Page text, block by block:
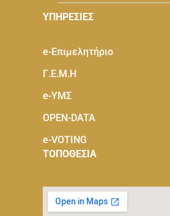
ΥΠΗΡΕΣΙΕΣ
e-Eπιμελητήριο
Γ.Ε.Μ.Η
e-ΥΜΣ
OPEN-DATA
e-VOTING
ΤΟΠΟΘΕΣΙΑ